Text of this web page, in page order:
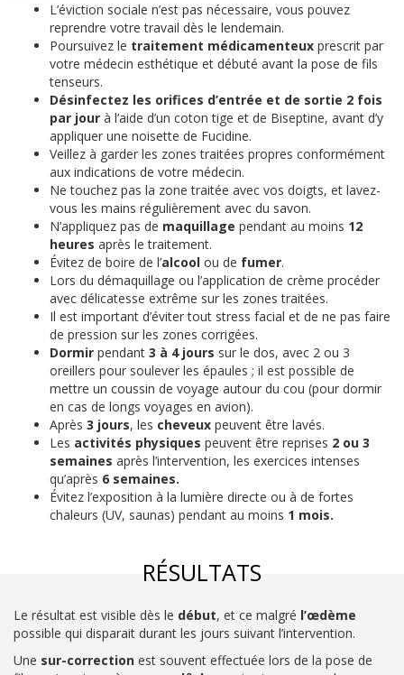
L’éviction sociale n’est pas nécessaire, vous pouvez
reprendre votre travail dès le lendemain.
Poursuivez le traitement médicamenteux prescrit par
votre médecin esthétique et débuté avant la pose de fils
tenseurs.
Désinfectez les orifices d’entrée et de sortie 2 fois
par jour à l’aide d’un coton tige et de Biseptine, avant d’y
appliquer une noisette de Fucidine.
Veillez à garder les zones traitées propres conformément
aux indications de votre médecin.
Ne touchez pas la zone traitée avec vos doigts, et lavez-
vous les mains régulièrement avec du savon.
N’appliquez pas de maquillage pendant au moins 12
heures après le traitement.
Évitez de boire de l’alcool ou de fumer.
Lors du démaquillage ou l’application de crème procéder
avec délicatesse extrême sur les zones traitées.
Il est important d’éviter tout stress facial et de ne pas faire
de pression sur les zones corrigées.
Dormir pendant 3 à 4 jours sur le dos, avec 2 ou 3
oreillers pour soulever les épaules ; il est possible de
mettre un coussin de voyage autour du cou (pour dormir
en cas de longs voyages en avion).
Après 3 jours, les cheveux peuvent être lavés.
Les activités physiques peuvent être reprises 2 ou 3
semaines après l’intervention, les exercices intenses
qu’après 6 semaines.
Évitez l’exposition à la lumière directe ou à de fortes
chaleurs (UV, saunas) pendant au moins 1 mois.
RÉSULTATS
Le résultat est visible dès le début, et ce malgré l’œdème
possible qui disparait durant les jours suivant l’intervention.
Une sur-correction est souvent effectuée lors de la pose de